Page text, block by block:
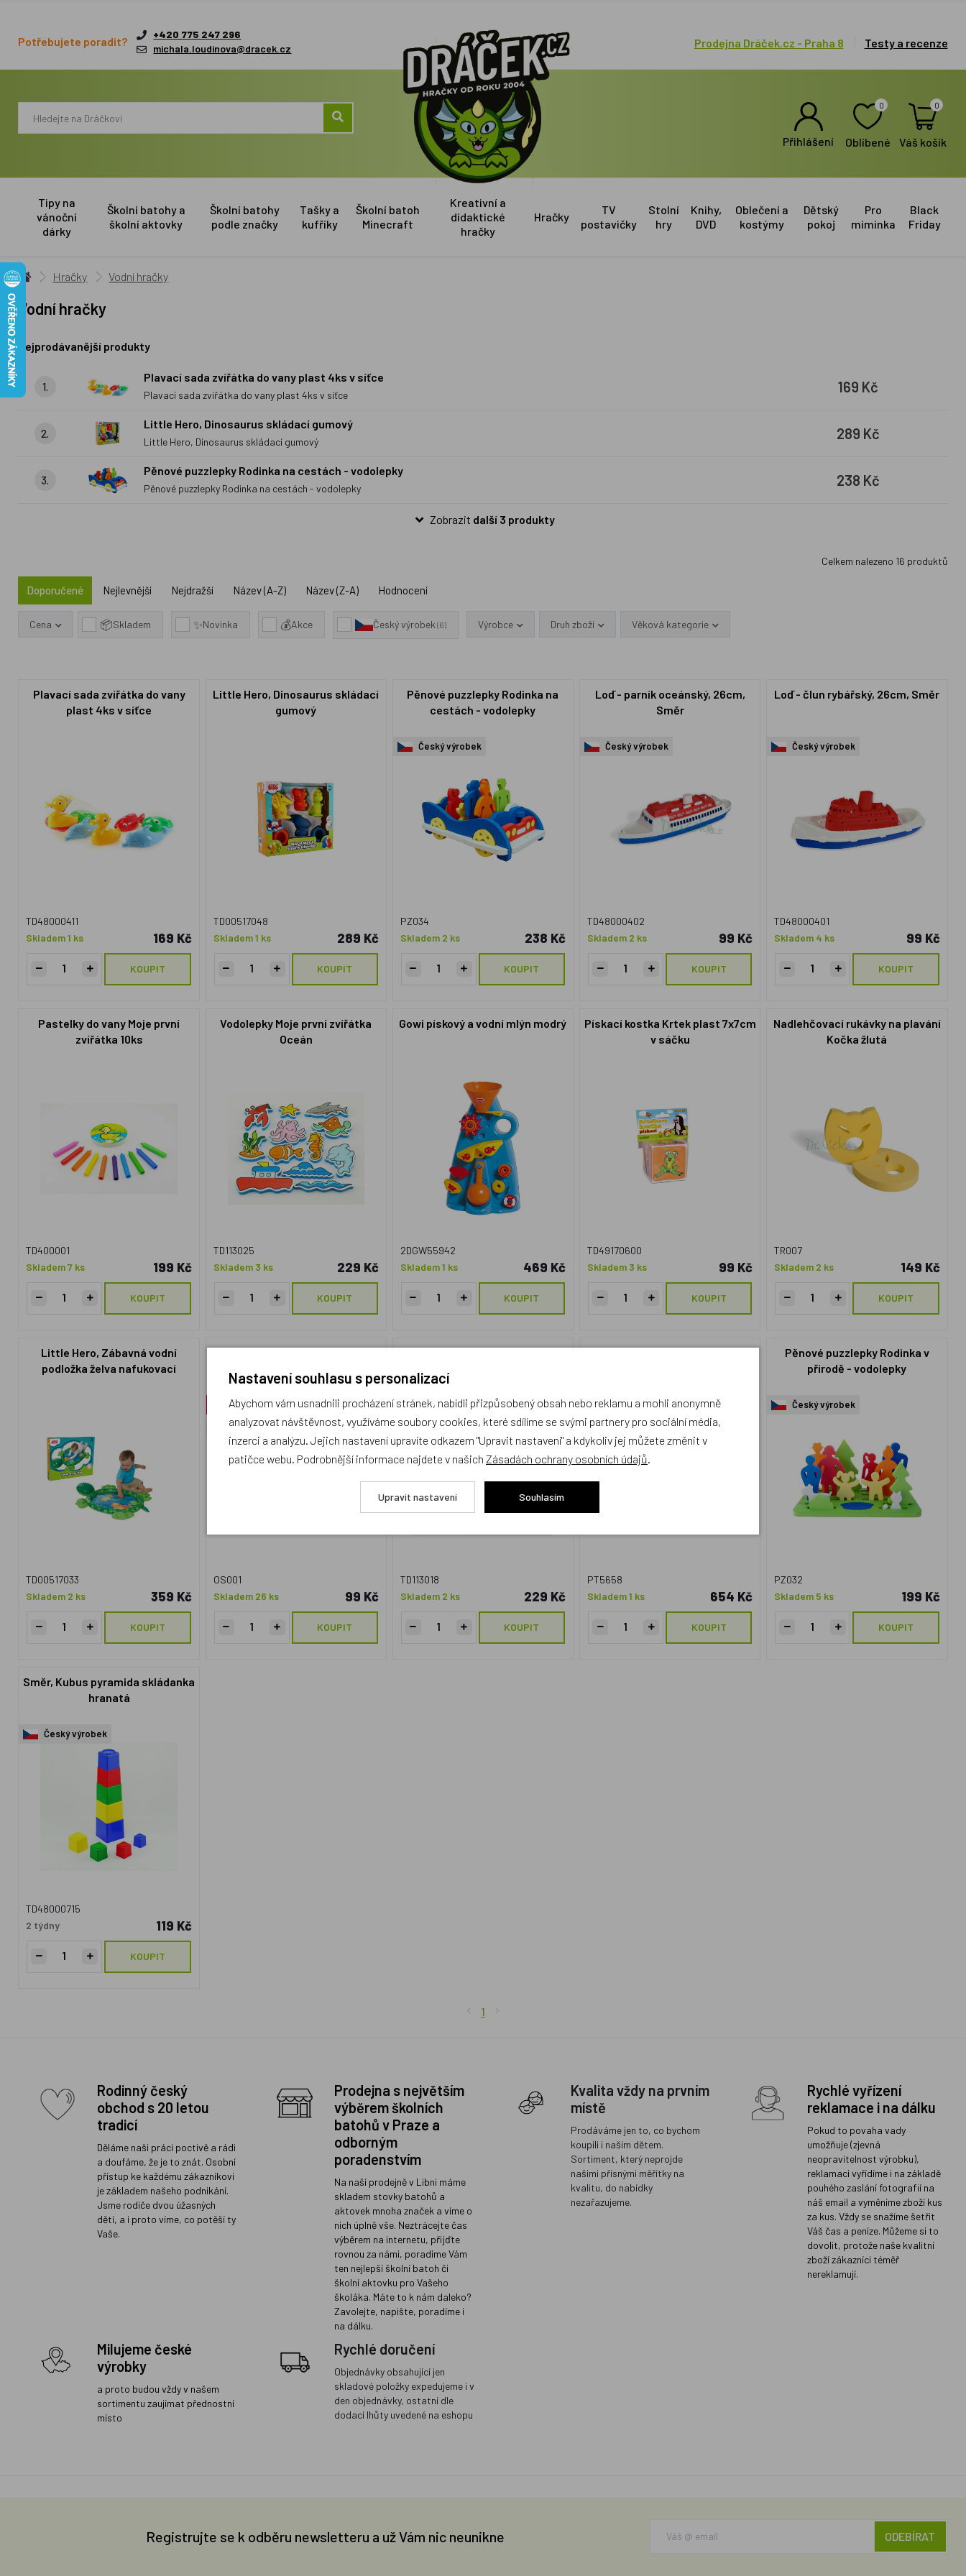
Potřebujete poradit?
+420 775 247 296
michala.loudinova@dracek.cz
Prodejna Dráček.cz - Praha 8 Testy a recenze
Přihlášení
0
Oblíbené
0
Váš košík
Tipy na
vánoční
dárky
Školní batohy a
školní aktovky
Školní batohy
podle značky
Tašky a
kufříky
Školní batoh
Minecraft
Kreativní a
didaktické
hračky
Hračky
TV
postavičky
Stolní
hry
Knihy,
DVD
Oblečení a
kostýmy
Dětský
pokoj
Pro
miminka
Black
Friday
Hračky Vodní hračky
Vodní hračky
Nejprodávanější produkty
1.
Plavací sada zvířátka do vany plast 4ks v síťce
Plavací sada zvířátka do vany plast 4ks v síťce 169 Kč
2.
Little Hero, Dinosaurus skládací gumový
Little Hero, Dinosaurus skládací gumový 289 Kč
3.
Pěnové puzzlepky Rodinka na cestách - vodolepky
Pěnové puzzlepky Rodinka na cestách - vodolepky 238 Kč
Zobrazit další 3 produkty
Celkem nalezeno 16 produktů
Doporučené Nejlevnější Nejdražší Název (A-Z) Název (Z-A) Hodnocení
Cena 📦Skladem ✨Novinka 💰Akce Český výrobek (6) Výrobce Druh zboží Věková kategorie
Plavací sada zvířátka do vany
plast 4ks v síťce
TD48000411
Skladem 1 ks
169 Kč
KOUPIT
Little Hero, Dinosaurus skládací
gumový
TD00517048
Skladem 1 ks
289 Kč
KOUPIT
Pěnové puzzlepky Rodinka na
cestách - vodolepky
Český výrobek
PZ034
Skladem 2 ks
238 Kč
KOUPIT
Loď - parník oceánský, 26cm,
Směr
Český výrobek
TD48000402
Skladem 2 ks
99 Kč
KOUPIT
Loď - člun rybářský, 26cm, Směr
Český výrobek
TD48000401
Skladem 4 ks
99 Kč
KOUPIT
Pastelky do vany Moje první
zvířátka 10ks
TD400001
Skladem 7 ks
199 Kč
KOUPIT
Vodolepky Moje první zvířátka
Oceán
TD113025
Skladem 3 ks
229 Kč
KOUPIT
Gowi pískový a vodní mlýn modrý
2DGW55942
Skladem 1 ks
469 Kč
KOUPIT
Pískací kostka Krtek plast 7x7cm
v sáčku
TD49170600
Skladem 3 ks
99 Kč
KOUPIT
Nadlehčovací rukávky na plavání
Kočka žlutá
TR007
Skladem 2 ks
149 Kč
KOUPIT
Little Hero, Zábavná vodní
podložka želva nafukovací
TD00517033
Skladem 2 ks
359 Kč
KOUPIT
Akce
Český výrobek
OS001
Skladem 26 ks
99 Kč
KOUPIT
TD113018
Skladem 2 ks
229 Kč
KOUPIT
PT5658
Skladem 1 ks
654 Kč
KOUPIT
Pěnové puzzlepky Rodinka v
přírodě - vodolepky
Český výrobek
PZ032
Skladem 5 ks
199 Kč
KOUPIT
Směr, Kubus pyramida skládanka
hranatá
Český výrobek
TD48000715
2 týdny
119 Kč
KOUPIT
1
Rodinný český
obchod s 20 letou
tradicí
Děláme naši práci poctivě a rádi
a doufáme, že je to znát. Osobní
přístup ke každému zákazníkovi
je základem našeho podnikání.
Jsme rodiče dvou úžasných
dětí, a i proto víme, co potěší ty
Vaše.
Prodejna s největším
výběrem školních
batohů v Praze a
odborným
poradenstvím
Na naší prodejně v Libni máme
skladem stovky batohů a
aktovek mnoha značek a víme o
nich úplně vše. Neztrácejte čas
výběrem na internetu, přijďte
rovnou za námi, poradíme Vám
ten nejlepší školní batoh či
školní aktovku pro Vašeho
školáka. Máte to k nám daleko?
Zavolejte, napište, poradíme i
na dálku.
Kvalita vždy na prvním
místě
Prodáváme jen to, co bychom
koupili i našim dětem.
Sortiment, který neprojde
našimi přísnými měřítky na
kvalitu, do nabídky
nezařazujeme.
Rychlé vyřízení
reklamace i na dálku
Pokud to povaha vady
umožňuje (zjevná
neopravitelnost výrobku),
reklamaci vyřídíme i na základě
pouhého zaslání fotografií na
náš email a vyměníme zboží kus
za kus. Vždy se snažíme šetřit
Váš čas a peníze. Můžeme si to
dovolit, protože naše kvalitní
zboží zákazníci téměř
nereklamují.
Milujeme české
výrobky
a proto budou vždy v našem
sortimentu zaujímat přednostní
místo
Rychlé doručení
Objednávky obsahující jen
skladové položky expedujeme i v
den objednávky, ostatní dle
dodací lhůty uvedené na eshopu
Registrujte se k odběru newsletteru a už Vám nic neunikne ODEBÍRAT
Nastavení souhlasu s personalizací
Abychom vám usnadnili procházení stránek, nabídli přizpůsobený obsah nebo reklamu a mohli anonymně
analyzovat návštěvnost, využíváme soubory cookies, které sdílíme se svými partnery pro sociální média,
inzerci a analýzu. Jejich nastavení upravíte odkazem "Upravit nastavení" a kdykoliv jej můžete změnit v
patičce webu. Podrobnější informace najdete v našich Zásadách ochrany osobních údajů.
Upravit nastavení Souhlasím